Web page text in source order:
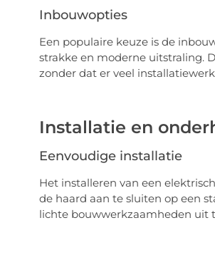
Inbouwopties
Een populaire keuze is de
strakke en moderne uitstraling.
zonder dat er veel
Installatie en
Eenvoudige installatie
Het installeren van een
de haard aan te sluiten op een
lichte bouwwerkzaamheden uit